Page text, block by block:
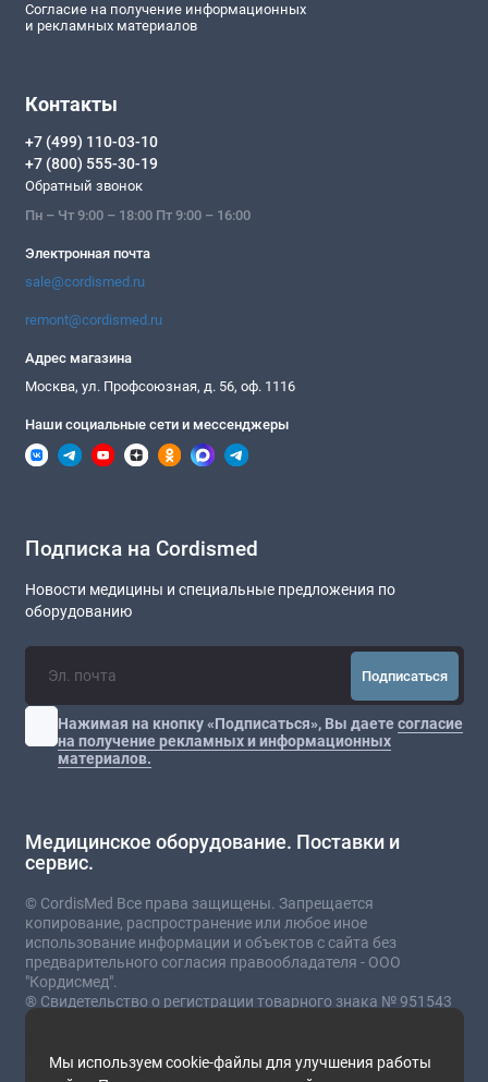
Мы используем cookie-файлы для улучшения работы
Согласие на получение информационных
и рекламных материалов
Контакты
+7 (499) 110-03-10
+7 (800) 555-30-19
Обратный звонок
Пн – Чт 9:00 – 18:00 Пт 9:00 – 16:00
Электронная почта
sale@cordismed.ru
remont@cordismed.ru
Адрес магазина
Москва, ул. Профсоюзная, д. 56, оф. 1116
Наши социальные сети и мессенджеры
Подписка на Cordismed
Новости медицины и специальные предложения по
оборудованию
Подписаться
Нажимая на кнопку «Подписаться», Вы даетесогласие
на получение рекламных и информационных
материалов.
Медицинское оборудование. Поставки и
сервис.
© CordisMed Все права защищены. Запрещается
копирование, распространение или любое иное
использование информации и объектов с сайта без
предварительного согласия правообладателя - ООО
"Кордисмед".
® Свидетельство о регистрации товарного знака № 951543
от 03.07.2023
* Сайт носит информационный характер и не